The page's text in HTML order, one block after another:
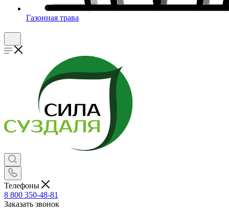
Газонная трава
Телефоны
8 800 350-48-81
Заказать звонок